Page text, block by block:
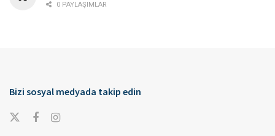
0 PAYLAŞIMLAR
Bizi sosyal medyada takip edin